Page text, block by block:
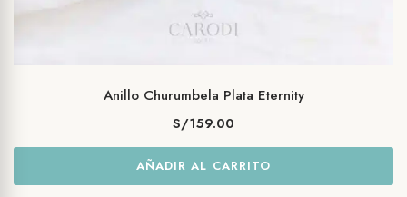
Anillo Churumbela Plata Eternity
S/159.00
AÑADIR AL CARRITO